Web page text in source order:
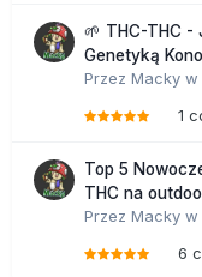
🌱 THC-THC -
Genetyką
Przez Macky w
1
Top 5
THC na
Przez Macky w
6